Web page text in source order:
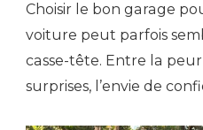
Choisir le bon garage
voiture peut parfois
casse-tête. Entre la
surprises, l’envie de